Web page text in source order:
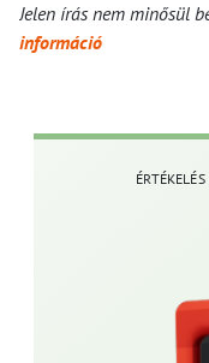
Jelen írás nem minősül
információ
ÉRTÉKELÉS